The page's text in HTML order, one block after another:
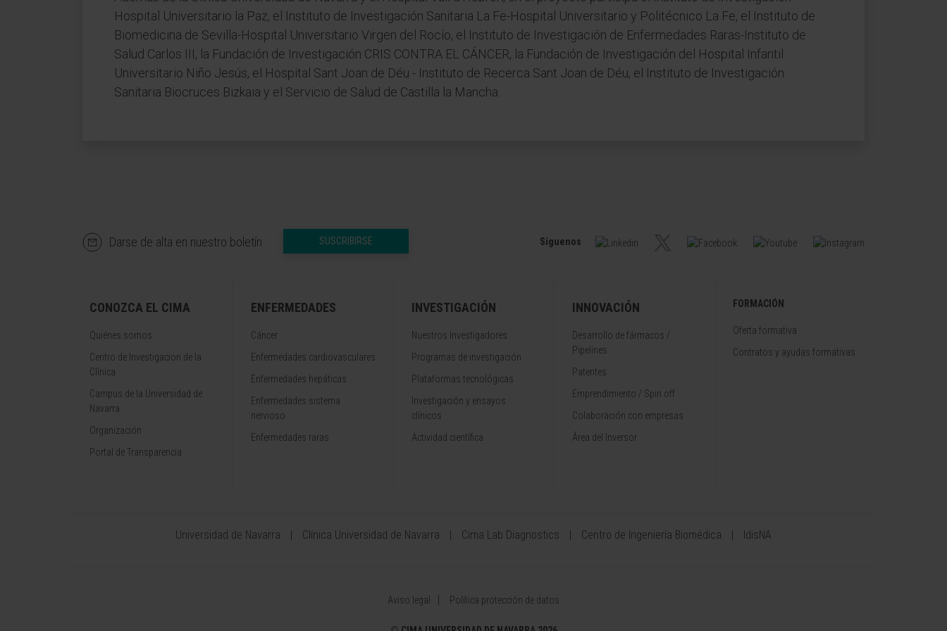
Hospital Universitario la Paz, el Instituto de Investigación Sanitaria La Fe-Hospital Universitario y Politécnico La Fe, el Instituto de
Biomedicina de Sevilla-Hospital Universitario Virgen del Rocío, el Instituto de Investigación de Enfermedades Raras-Instituto de
Salud Carlos III, la Fundación de Investigación CRIS CONTRA EL CÁNCER, la Fundación de Investigación del Hospital Infantil
Universitario Niño Jesús, el Hospital Sant Joan de Déu - Instituto de Recerca Sant Joan de Déu, el Instituto de Investigación
Sanitaria Biocruces Bizkaia y el Servicio de Salud de Castilla la Mancha.
Darse de alta en nuestro boletín SUSCRIBIRSE Síguenos
CONOZCA EL CIMA
Quiénes somos
Centro de Investigacion de la
Clínica
Campus de la Universidad de
Navarra
Organización
Portal de Transparencia
ENFERMEDADES
Cáncer
Enfermedades cardiovasculares
Enfermedades hepáticas
Enfermedades sistema
nervioso
Enfermedades raras
INVESTIGACIÓN
Nuestros Investigadores
Programas de investigación
Plataformas tecnológicas
Investigación y ensayos
clínicos
Actividad científica
INNOVACIÓN
Desarrollo de fármacos /
Pipelines
Patentes
Emprendimiento / Spin off
Colaboración con empresas
Área del Inversor
FORMACIÓN
Oferta formativa
Contratos y ayudas formativas
Universidad de Navarra Clínica Universidad de Navarra Cima Lab Diagnostics Centro de Ingeniería Biomédica IdisNA
Aviso legal Política protección de datos